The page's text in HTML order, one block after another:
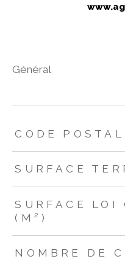
général
CODE POSTAL
SURFACE
SURFACE LOI
(M²)
NOMBRE DE